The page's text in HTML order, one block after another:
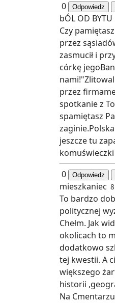
0
Odpowiedz
bÓL OD BYTU
Czy
przez
zasmucił i
córkę
przez
spotkanie z
spamiętasz
jeszcze tu
0
Odpowiedz
mieszkaniec
To bardzo
politycznej
Chełm. Jak
okolicach to
dodatkowo
tej kwestii. A
większego
historii
Na